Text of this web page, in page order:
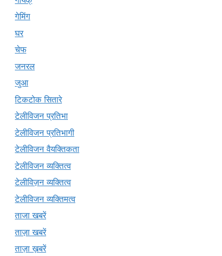
गेमिंग
घर
चेफ
जनरल
जुआ
टिकटोक सितारे
टेलीविजन प्रतिभा
टेलीविजन प्रतिभागी
टेलीविजन वैयक्तिकता
टेलीविजन व्यक्तित्व
टेलीविज़न व्यक्तित्व
टेलीविजन व्यक्तिमत्व
ताजा खबरें
ताज़ा खबरें
ताज़ा ख़बरें